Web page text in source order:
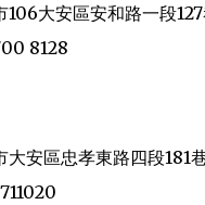
106大安區安和路一段
8128
大安區忠孝東路四段181